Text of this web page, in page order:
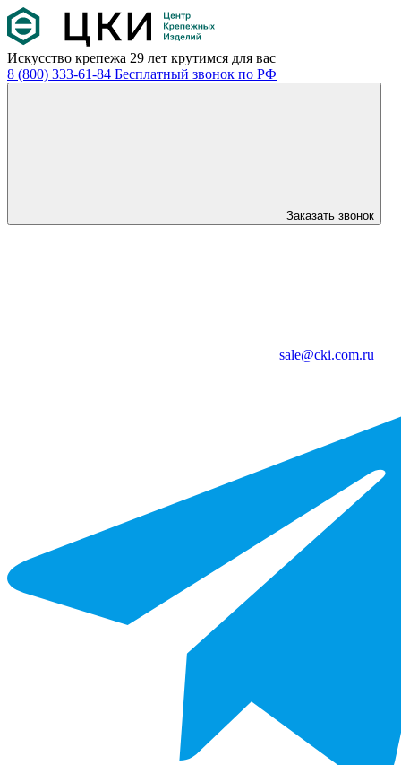
Искусство крепежа 29 лет крутимся для вас
8 (800) 333-61-84 Бесплатный звонок по РФ
Заказать звонок
sale@cki.com.ru